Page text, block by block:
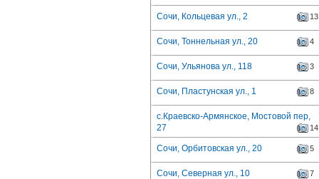
Сочи, Кольцевая ул., 2 13
Сочи, Тоннельная ул., 20 4
Сочи, Ульянова ул., 118 3
Сочи, Пластунская ул., 1 8
с.Краевско-Армянское, Мостовой пер,
27
14
Сочи, Орбитовская ул., 20 5
Сочи, Северная ул., 10 7